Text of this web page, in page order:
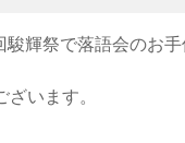
輝祭で落語会のお手
います。